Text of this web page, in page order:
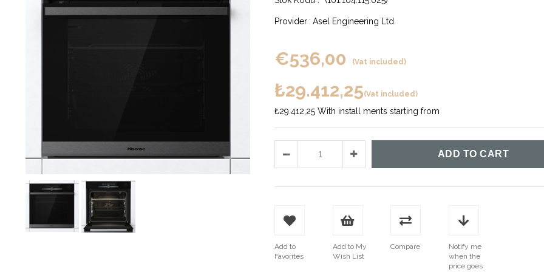
Provider : Asel Engineering Ltd.
€536,00 (Vat included)
₺29.412,25(Vat included)
₺29.412,25 With install ments starting from
Add to
Favorites
Add to My
Wish List
Compare
Notify me
when the
price goes